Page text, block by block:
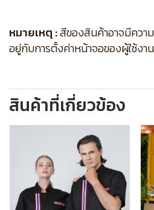
หมายเหตุ :สีของสินค้าอาจมีควา
อยู่กับการตั้งค่าหน้าจอของผู้ใช้งาน
สินค้าที่เกี่ยวข้อง